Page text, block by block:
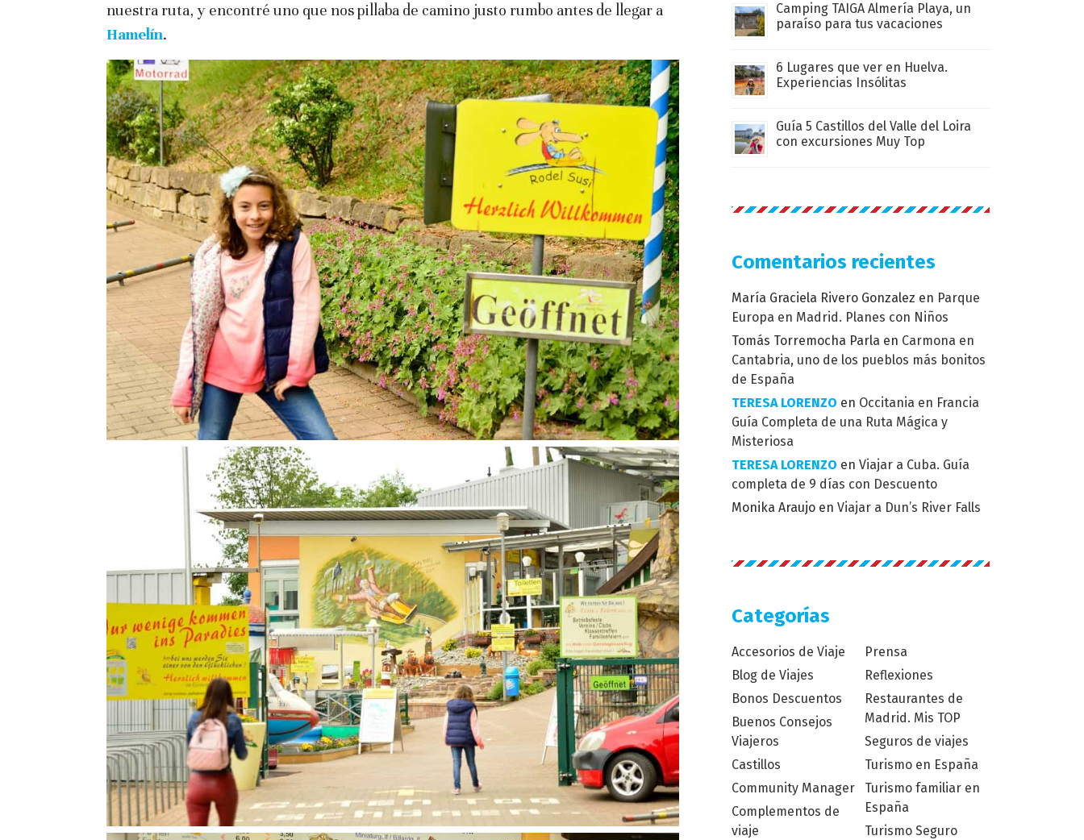
nuestra ruta, y encontré uno que nos pillaba de camino justo rumbo antes de llegar a
Hamelín.
Camping TAIGA Almería Playa, un
paraíso para tus vacaciones
6 Lugares que ver en Huelva.
Experiencias Insólitas
Guía 5 Castillos del Valle del Loira
con excursiones Muy Top
Comentarios recientes
María Graciela Rivero Gonzalez en Parque
Europa en Madrid. Planes con Niños
Tomás Torremocha Parla en Carmona en
Cantabria, uno de los pueblos más bonitos
de España
TERESA LORENZO en Occitania en Francia
Guía Completa de una Ruta Mágica y
Misteriosa
TERESA LORENZO en Viajar a Cuba. Guía
completa de 9 días con Descuento
Monika Araujo en Viajar a Dun’s River Falls
Categorías
Accesorios de Viaje
Blog de Viajes
Bonos Descuentos
Buenos Consejos
Viajeros
Castillos
Community Manager
Complementos de
viaje
Prensa
Reflexiones
Restaurantes de
Madrid. Mis TOP
Seguros de viajes
Turismo en España
Turismo familiar en
España
Turismo Seguro